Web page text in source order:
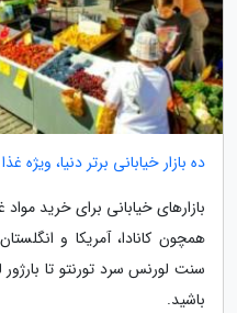
ده بازار خیابانی برتر دنیا، ویژه
بازارهای خیابانی برای خرید
همچون کانادا، آمریکا و
سنت لورنس سرد تورنتو تا
باشید.